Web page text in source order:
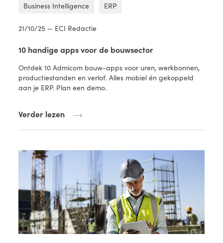
Business Intelligence ERP
21/10/25 — ECI Redactie
10 handige apps voor de bouwsector
Ontdek 10 Admicom bouw-apps voor uren, werkbonnen,
productiestanden en verlof. Alles mobiel én gekoppeld
aan je ERP. Plan een demo.
Verder lezen